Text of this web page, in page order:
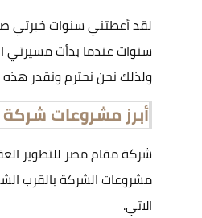
لقد أعطتني سنوات خبرتي
سنوات عندما بدأت مسيرتي
ولذلك نحن نحترم ونقدر هذه
أبرز مشروعات
شركة مقام مصر للتطوير
مشروعات الشركة بالقرب
الاتي.